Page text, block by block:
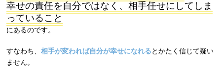
幸せの責任を自分ではなく、相手任せにしてしま
っていること
にあるのです。
すなわち、相手が変われば自分が幸せになれるとかたく信じて疑い
ません。